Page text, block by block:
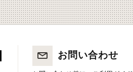
お問い合わせ